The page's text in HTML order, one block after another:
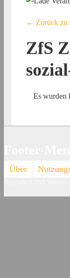
← Zurück zu
ZfS
Es wurden
Über